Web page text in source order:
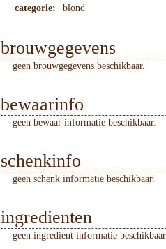
categorie:
blond
brouwgegevens
geen brouwgegevens beschikbaar.
bewaarinfo
geen bewaar informatie beschikbaar.
schenkinfo
geen schenk informatie beschikbaar.
ingredienten
geen ingredient informatie